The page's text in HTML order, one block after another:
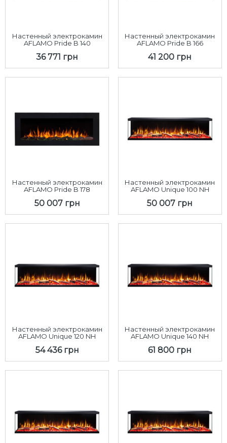
Настенный электрокамин
AFLAMO Pride B 140
36 771 грн
Настенный электрокамин
AFLAMO Pride B 166
41 200 грн
Настенный электрокамин
AFLAMO Pride B 178
50 007 грн
Настенный электрокамин
AFLAMO Unique 100 NH
50 007 грн
Настенный электрокамин
AFLAMO Unique 120 NH
54 436 грн
Настенный электрокамин
AFLAMO Unique 140 NH
61 800 грн